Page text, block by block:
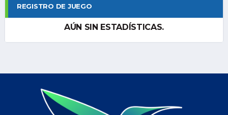
REGISTRO DE JUEGO
AÚN SIN ESTADÍSTICAS.